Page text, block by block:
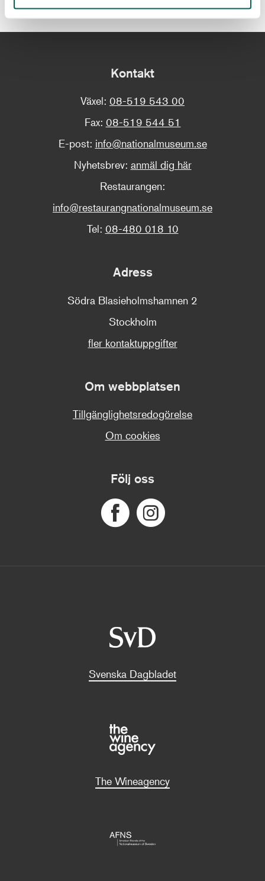
Kontakt
Växel: 08-519 543 00
Fax: 08-519 544 51
E-post: info@nationalmuseum.se
Nyhetsbrev: anmäl dig här
Restaurangen:
info@restaurangnationalmuseum.se
Tel: 08-480 018 10
Adress
Södra Blasieholmshamnen 2
Stockholm
fler kontaktuppgifter
Om webbplatsen
Tillgänglighetsredogörelse
Om cookies
Följ oss
Svenska Dagbladet
The Wineagency